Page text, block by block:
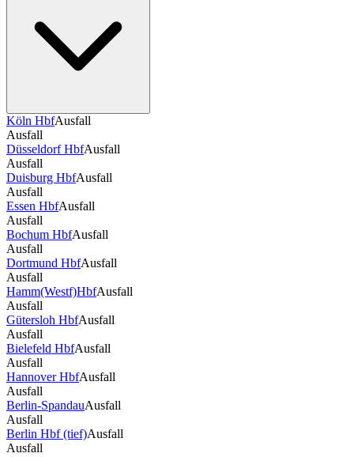
Köln HbfAusfall
Ausfall
Düsseldorf HbfAusfall
Ausfall
Duisburg HbfAusfall
Ausfall
Essen HbfAusfall
Ausfall
Bochum HbfAusfall
Ausfall
Dortmund HbfAusfall
Ausfall
Hamm(Westf)HbfAusfall
Ausfall
Gütersloh HbfAusfall
Ausfall
Bielefeld HbfAusfall
Ausfall
Hannover HbfAusfall
Ausfall
Berlin-SpandauAusfall
Ausfall
Berlin Hbf (tief)Ausfall
Ausfall